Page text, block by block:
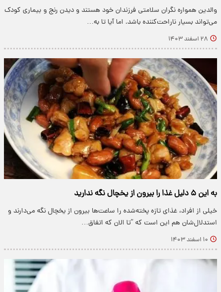
والدین همواره نگران سلامتی فرزندان خود هستند و دیدن رنج و بیماری کودک
می‌تواند بسیار ناراحت‌کننده باشد. اما آیا تا به…
۲۸ اسفند ۱۴۰۳
به این ۵ دلیل غذا را بیرون از یخچال نگه ندارید
خیلی از افراد، غذای تازه پخته‌شده را ساعت‌ها بیرون از یخچال نگه می‌دارند و
استدلال‌شان هم این است که “تا الان که اتفاق…
۱۰ اسفند ۱۴۰۳